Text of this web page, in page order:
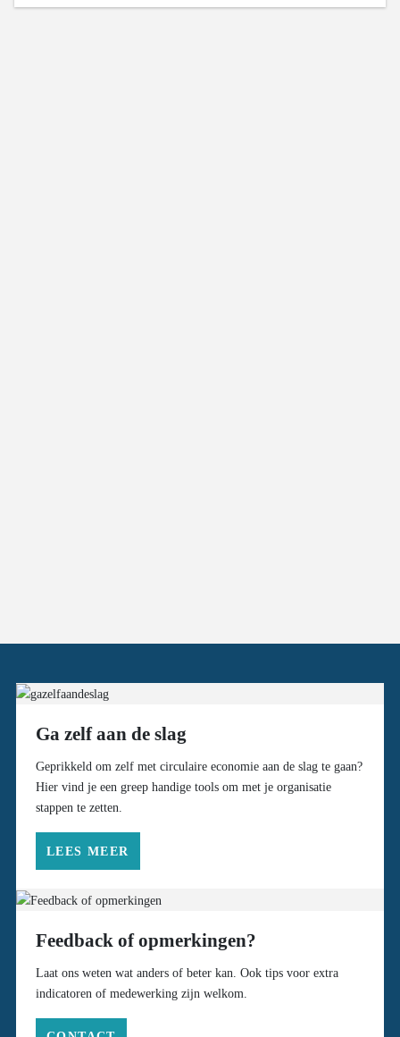
Ga zelf aan de slag
Geprikkeld om zelf met circulaire economie aan de slag te gaan?
Hier vind je een greep handige tools om met je organisatie
stappen te zetten.
LEES MEER
Feedback of opmerkingen?
Laat ons weten wat anders of beter kan. Ook tips voor extra
indicatoren of medewerking zijn welkom.